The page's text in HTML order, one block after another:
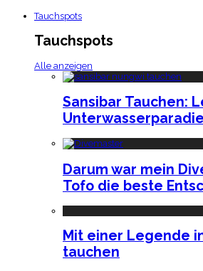
Tauchspots
Tauchspots
Alle anzeigen
Sansibar Tauchen:
Darum war mein
Tofo die beste
Mit einer Legende
tauchen